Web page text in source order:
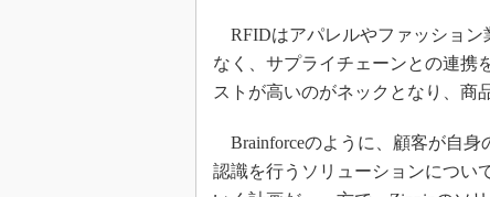
RFIDはアパレルやファッション
なく、サプライチェーンとの連携
ストが高いのがネックとなり、商
Brainforceのように、顧客が自身
認識を行うソリューションについ